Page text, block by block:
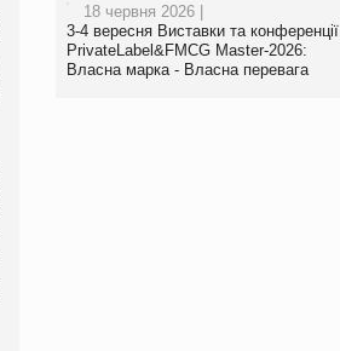
18 червня 2026 |
3-4 вересня Виставки та конференції
PrivateLabel&FMCG Master-2026:
Власна марка - Власна перевага